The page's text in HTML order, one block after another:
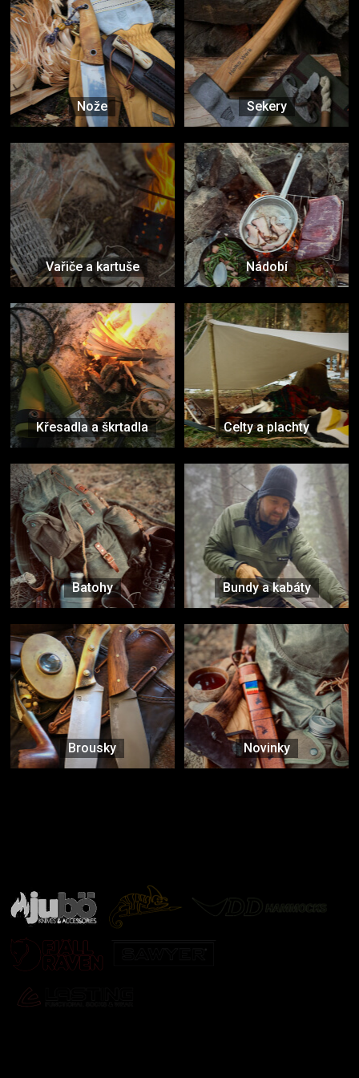
Nože Sekery
Vařiče a kartuše Nádobí
Křesadla a škrtadla Celty a plachty
Batohy Bundy a kabáty
Brousky Novinky